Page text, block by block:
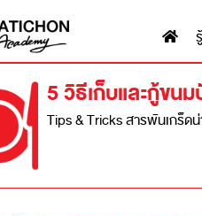
5 วิธีเก็บและกู้ขน
Tips & Tricks สารพันเกร็ด